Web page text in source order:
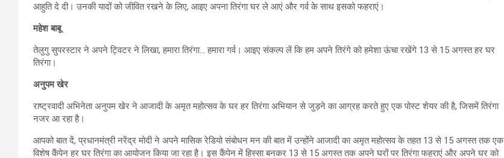
आहुति दे दी। उनकी यादों को जीवित रखने के लिए, आइए अपना तिरंगा घर ले आएं और गर्व के साथ इसको फहराएं।
महेश बाबू
तेलुगु सुपरस्टार ने अपने ट्विटर ने लिखा, हमारा तिरंगा… हमारा गर्व। आइए संकल्प लें कि हम अपने तिरंगे को हमेशा ऊंचा रखेंगे 13 से 15 अगस्त हर घर
तिरंगा।
अनुपम खेर
राष्ट्रवादी अभिनेता अनुपम खेर ने आजादी के अमृत महोत्सव के घर हर तिरंगा अभियान से जुड़ने का आग्रह करते हुए एक पोस्ट शेयर की है, जिसमें तिरंगा
नजर आ रहा है।
आपको बात दें, प्रधानमंत्री नरेंद्र मोदी ने अपने मासिक रेडियो संबोधन मन की बात में उन्होंने आजादी का अमृत महोत्सव के तहत 13 से 15 अगस्त तक एक
विशेष कैंपेन हर घर तिरंगा का आयोजन किया जा रहा है। इस कैंपेन में हिस्सा बनकर 13 से 15 अगस्त तक अपने घरों पर तिरंगा फहराएं और अपने घर को